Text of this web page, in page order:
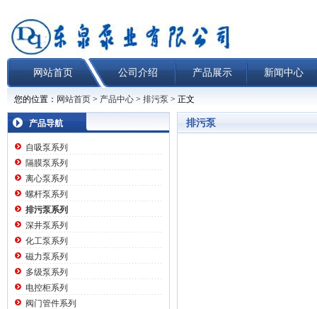
网站首页 公司介绍 产品展示 新闻中心
您的位置： 网站首页 > 产品中心 > 排污泵 > 正文
产品导航
自吸泵系列
隔膜泵系列
离心泵系列
螺杆泵系列
排污泵系列
深井泵系列
化工泵系列
磁力泵系列
多级泵系列
电控柜系列
阀门管件系列
排污泵